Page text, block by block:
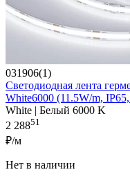
031906(1)
Светодиодная лента
White6000 (11.5W/m,
White | Белый 6000 K
2 28851
₽/м
Нет в наличии